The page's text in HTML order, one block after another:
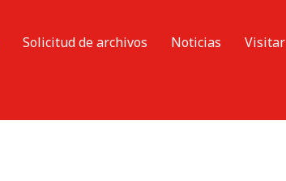
Solicitud de archivos Noticias